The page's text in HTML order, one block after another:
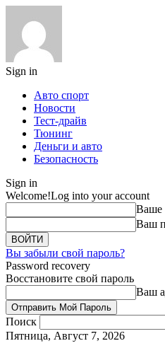
Sign in
Авто спорт
Новости
Тест-драйв
Тюнинг
Деньги и авто
Безопасность
Sign in
Welcome!Log into your account
Ваше
Ваш
Вы забыли свой пароль?
Password recovery
Восстановите свой пароль
Ваш
Поиск
Пятница, Август 7, 2026